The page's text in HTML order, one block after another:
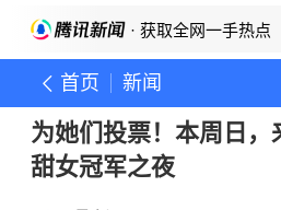
· 获取全网一手热点
首页 新闻
为她们投票！本周日，
甜女冠军之夜